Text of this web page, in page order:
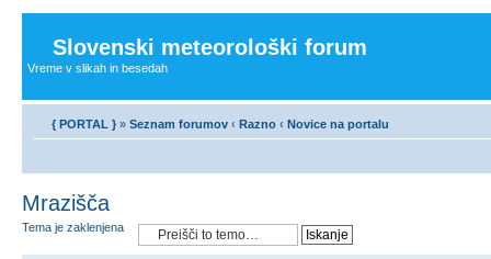
Slovenski meteorološki forum
Vreme v slikah in besedah
{ PORTAL } » Seznam forumov ‹ Razno ‹ Novice na portalu
Mrazišča
Tema je zaklenjena